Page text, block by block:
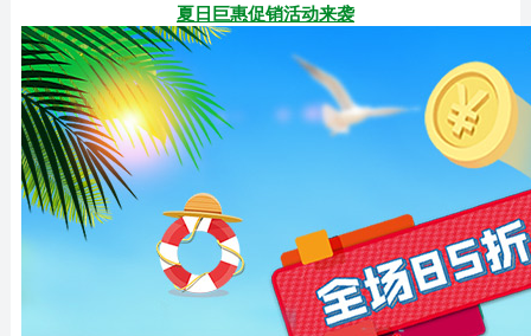
夏日巨惠促销活动来袭